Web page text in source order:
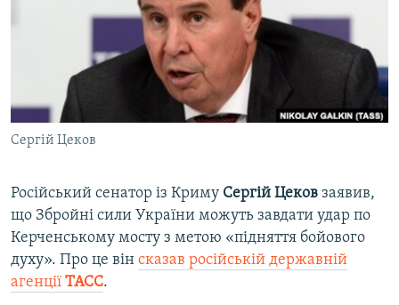
ДЕПОРТАЦІЯ
ВІДЕОУРОКИ «ELIFBE»
СВІДЧЕННЯ ОКУПАЦІЇ
УКРАЇНСЬКА ПРОБЛЕМА КРИМУ
ІНФОГРАФІКА
ЯК ОБІЙТИ БЛОКУВАННЯ
Qırımtatar
ДОЛУЧАЙСЯ!
Усі сайти RFE/RL
Сергій Цеков
Російський сенатор із Криму Сергій Цеков заявив,
що Збройні сили України можуть завдати удар по
Керченському мосту з метою «підняття бойового
духу». Про це він сказав російській державній
агенції ТАСС.